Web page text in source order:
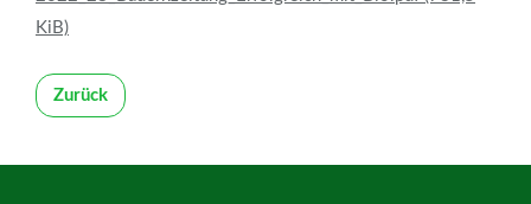
KiB)
Zurück